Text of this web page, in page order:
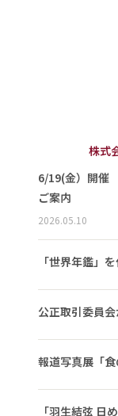
株式
6/19(金）開催
ご案内
2026.05.10
「世界年鑑」
公正取引委員
報道写真展「
「羽生結弦 日